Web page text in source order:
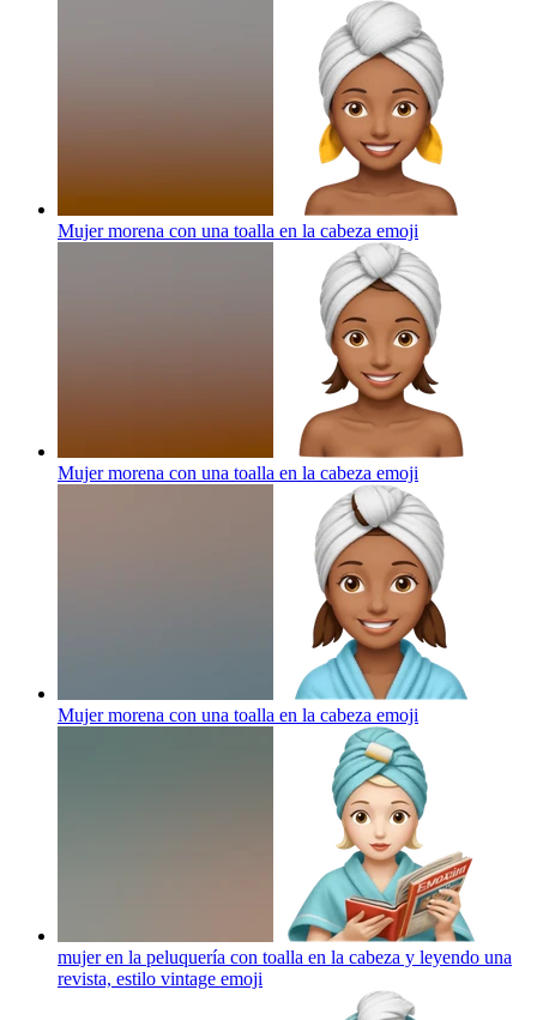
Mujer morena con una toalla en la cabeza emoji
Mujer morena con una toalla en la cabeza emoji
Mujer morena con una toalla en la cabeza emoji
mujer en la peluquería con toalla en la cabeza y leyendo una
revista, estilo vintage emoji